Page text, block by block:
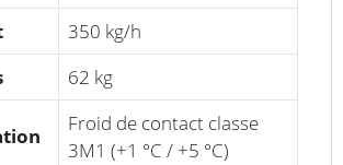
350 kg/h
62 kg
Froid de contact classe
3M1 (+1 °C / +5 °C)